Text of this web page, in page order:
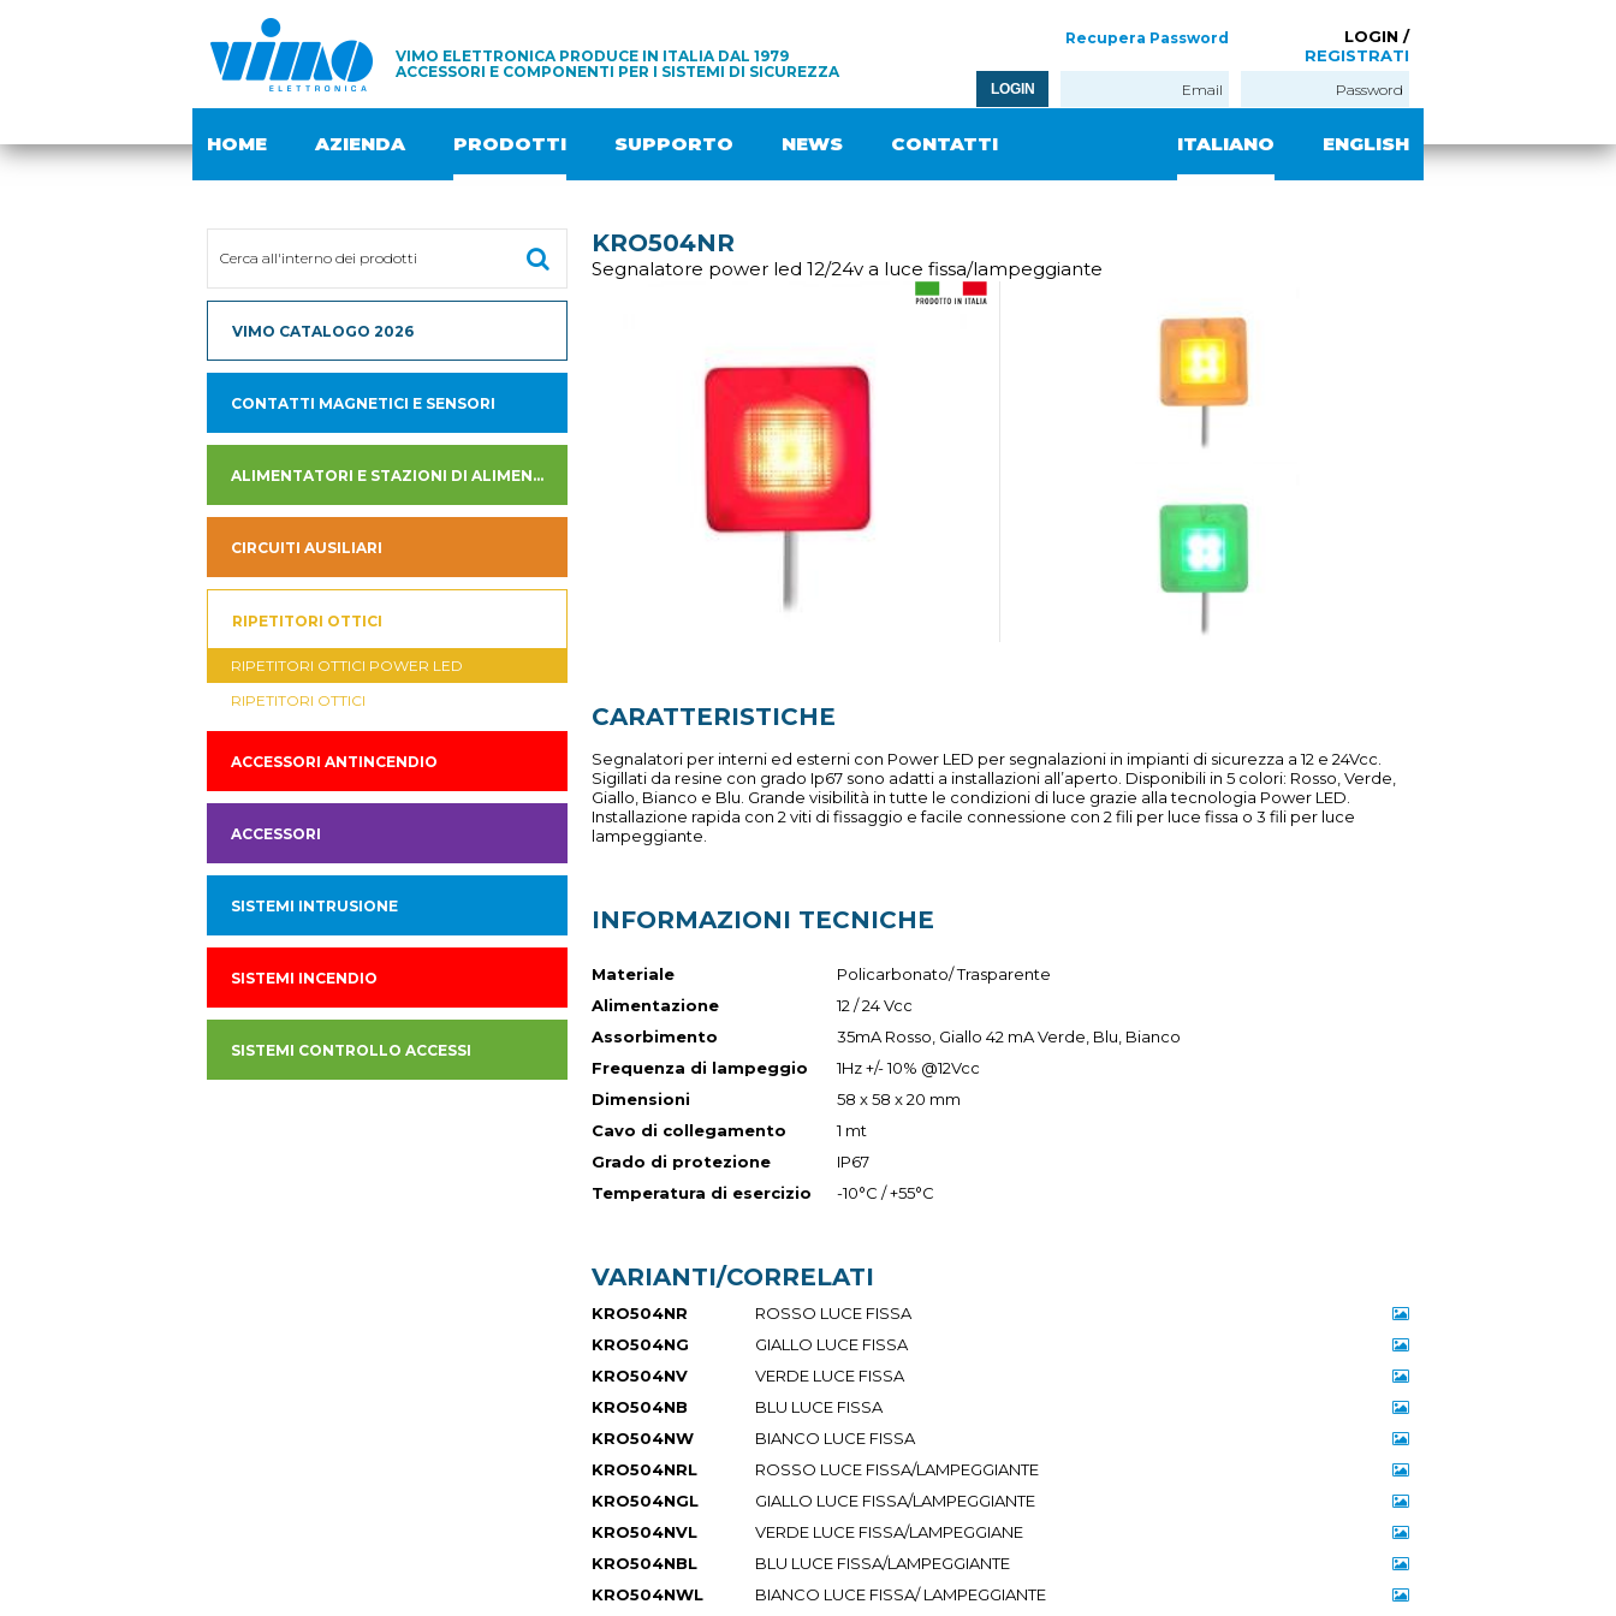
VIMO ELETTRONICA PRODUCE IN ITALIA DAL 1979
ACCESSORI E COMPONENTI PER I SISTEMI DI SICUREZZA
LOGIN /
REGISTRATI
Recupera Password
LOGIN
HOME AZIENDA PRODOTTI SUPPORTO NEWS CONTATTI ENGLISH
ITALIANO
VIMO CATALOGO 2026
CONTATTI MAGNETICI E SENSORI
ALIMENTATORI E STAZIONI DI ALIMENTAZIONE
CIRCUITI AUSILIARI
RIPETITORI OTTICI
RIPETITORI OTTICI POWER LED
RIPETITORI OTTICI
ACCESSORI ANTINCENDIO
ACCESSORI
SISTEMI INTRUSIONE
SISTEMI INCENDIO
SISTEMI CONTROLLO ACCESSI
KRO504NR
Segnalatore power led 12/24v a luce fissa/lampeggiante
CARATTERISTICHE
Segnalatori per interni ed esterni con Power LED per segnalazioni in impianti di sicurezza a 12 e 24Vcc.
Sigillati da resine con grado Ip67 sono adatti a installazioni all’aperto. Disponibili in 5 colori: Rosso, Verde,
Giallo, Bianco e Blu. Grande visibilità in tutte le condizioni di luce grazie alla tecnologia Power LED.
Installazione rapida con 2 viti di fissaggio e facile connessione con 2 fili per luce fissa o 3 fili per luce
lampeggiante.
INFORMAZIONI TECNICHE
Materiale
Policarbonato/ Trasparente
Alimentazione
12 / 24 Vcc
Assorbimento
35mA Rosso, Giallo 42 mA Verde, Blu, Bianco
Frequenza di lampeggio
1Hz +/- 10% @12Vcc
Dimensioni
58 x 58 x 20 mm
Cavo di collegamento
1 mt
Grado di protezione
IP67
Temperatura di esercizio
-10°C / +55°C
VARIANTI/CORRELATI
KRO504NR
ROSSO LUCE FISSA
KRO504NG
GIALLO LUCE FISSA
KRO504NV
VERDE LUCE FISSA
KRO504NB
BLU LUCE FISSA
KRO504NW
BIANCO LUCE FISSA
KRO504NRL
ROSSO LUCE FISSA/LAMPEGGIANTE
KRO504NGL
GIALLO LUCE FISSA/LAMPEGGIANTE
KRO504NVL
VERDE LUCE FISSA/LAMPEGGIANE
KRO504NBL
BLU LUCE FISSA/LAMPEGGIANTE
KRO504NWL
BIANCO LUCE FISSA/ LAMPEGGIANTE